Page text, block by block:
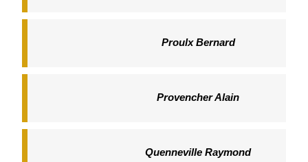
Proulx Bernard
Provencher Alain
Quenneville Raymond